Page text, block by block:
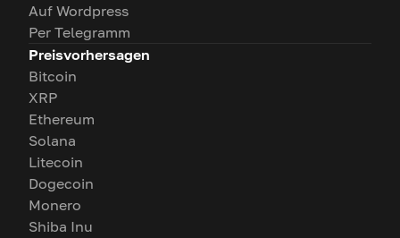
Auf Wordpress
Per Telegramm
Preisvorhersagen
Bitcoin
XRP
Ethereum
Solana
Litecoin
Dogecoin
Monero
Shiba Inu